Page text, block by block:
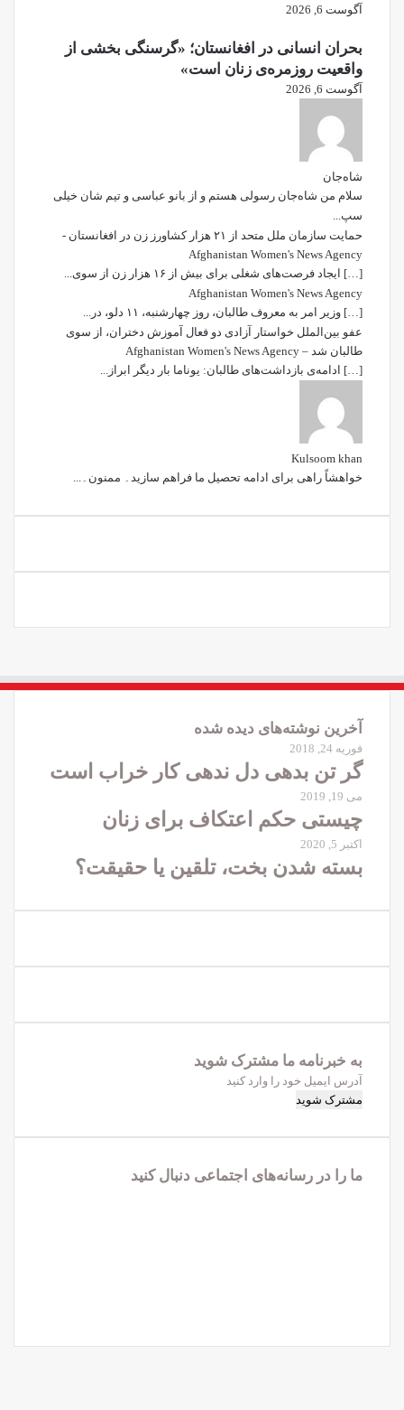
آگوست 6, 2026
بحران انسانی در افغانستان؛ «گرسنگی بخشی از
واقعیت روزمره‌ی زنان است»
آگوست 6, 2026
شاه‌جان
سلام من شاه‌جان رسولی هستم و از بانو عباسی و تیم شان خیلی
سپ...
حمایت سازمان ملل متحد از ۲۱ هزار کشاورز زن در افغانستان -
Afghanistan Women's News Agency
[…] ایجاد فرصت‌های شغلی برای بیش از ۱۶ هزار زن از سوی...
Afghanistan Women's News Agency
[…] وزیر امر به معروف طالبان، روز چهارشنبه، ۱۱ دلو، در...
عفو بین‌الملل خواستار آزادی دو فعال آموزش دختران، از سوی
طالبان شد – Afghanistan Women's News Agency
[…] ادامه‌ی بازداشت‌های طالبان: یوناما بار دیگر ابراز...
Kulsoom khan
خواھشاً راھی برای ادامه تحصیل ما فراھم سازید۔ ممنون۔...
آخرین نوشته‌های دیده شده
فوریه 24, 2018
گر تن بدهی دل ندهی کار خراب است
می 19, 2019
چیستی حکم اعتکاف برای زنان
اکتبر 5, 2020
بسته شدن بخت، تلقین یا حقیقت؟
به خبرنامه‌‌ ما مشترک شوید
آدرس
ایمیل
را
کنید
ما را در رسانه‌های اجتماعی دنبال کنید